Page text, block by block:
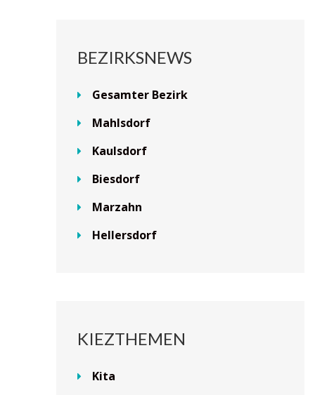
BEZIRKSNEWS
Gesamter Bezirk
Mahlsdorf
Kaulsdorf
Biesdorf
Marzahn
Hellersdorf
KIEZTHEMEN
Kita